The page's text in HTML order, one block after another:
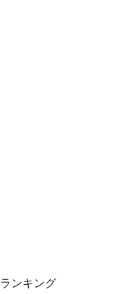
ランキング